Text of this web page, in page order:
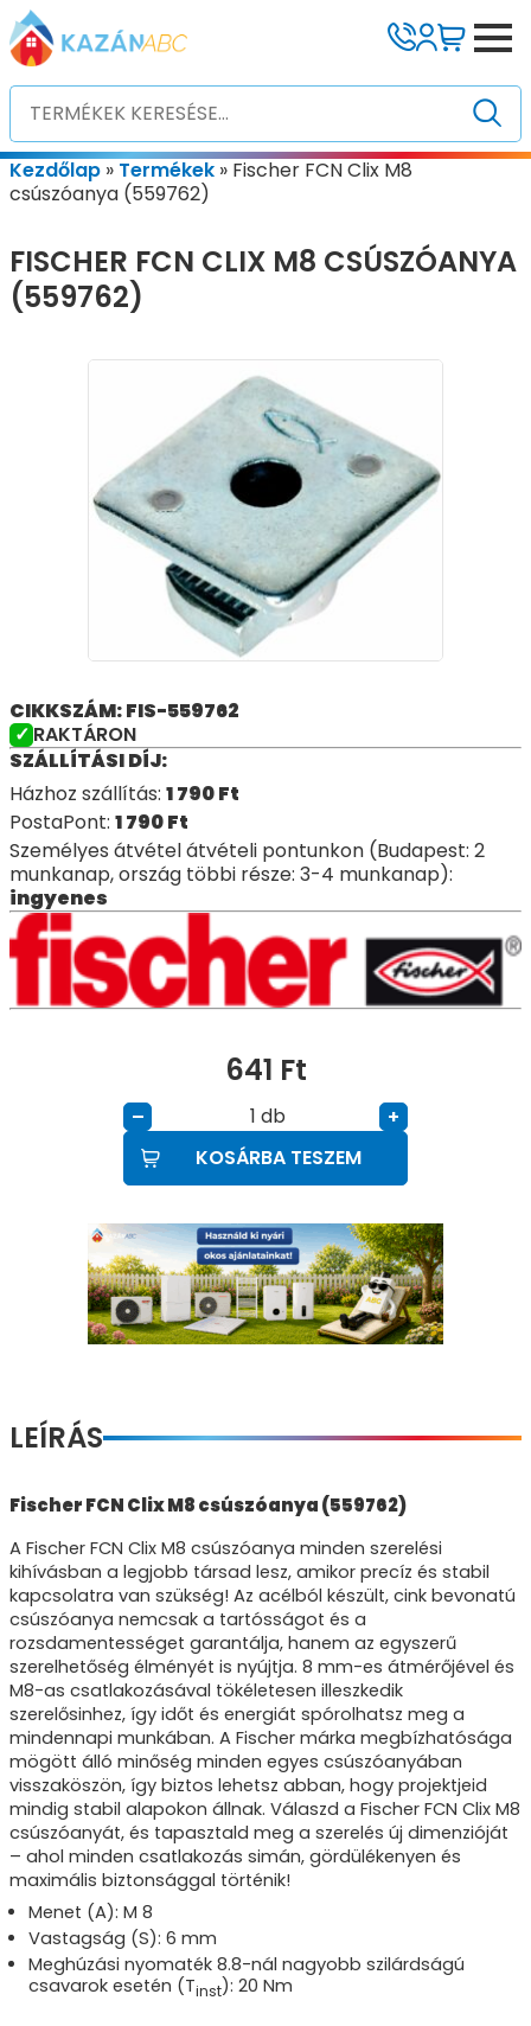
Kezdőlap » Termékek » Fischer FCN Clix M8
csúszóanya (559762)
FISCHER FCN CLIX M8 CSÚSZÓANYA
(559762)
CIKKSZÁM: FIS-559762
RAKTÁRON
SZÁLLÍTÁSI DÍJ:
Házhoz szállítás: 1 790Ft
PostaPont: 1 790Ft
Személyes átvétel átvételi pontunkon (Budapest: 2
munkanap, ország többi része: 3-4 munkanap):
ingyenes
641 Ft
– db
+
KOSÁRBA TESZEM
LEÍRÁS
Fischer FCN Clix M8 csúszóanya (559762)
A Fischer FCN Clix M8 csúszóanya minden szerelési
kihívásban a legjobb társad lesz, amikor precíz és stabil
kapcsolatra van szükség! Az acélból készült, cink bevonatú
csúszóanya nemcsak a tartósságot és a
rozsdamentességet garantálja, hanem az egyszerű
szerelhetőség élményét is nyújtja. 8 mm-es átmérőjével és
M8-as csatlakozásával tökéletesen illeszkedik
szerelősinhez, így időt és energiát spórolhatsz meg a
mindennapi munkában. A Fischer márka megbízhatósága
mögött álló minőség minden egyes csúszóanyában
visszaköszön, így biztos lehetsz abban, hogy projektjeid
mindig stabil alapokon állnak. Válaszd a Fischer FCN Clix M8
csúszóanyát, és tapasztald meg a szerelés új dimenzióját
– ahol minden csatlakozás simán, gördülékenyen és
maximális biztonsággal történik!
Menet (A): M 8
Vastagság (S): 6 mm
Meghúzási nyomaték 8.8-nál nagyobb szilárdságú
csavarok esetén (Tinst): 20 Nm